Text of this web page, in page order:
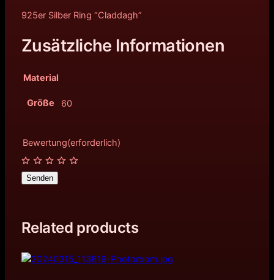
925er Silber Ring “Claddagh”
Zusätzliche Informationen
Material
Größe 60
Bewertung(erforderlich)
Senden
Related products